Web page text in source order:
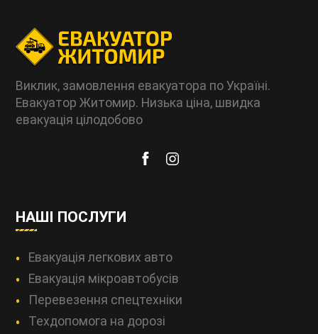
Виклик, замовлення евакуатора по Україні.
Евакуатор Житомир. Низька ціна, швидка
евакуація цілодобово
НАШІ ПОСЛУГИ
Евакуація легкових авто
Евакуація мікроавтобусів
Перевезення спецтехніки
Техдопомога на дорозі